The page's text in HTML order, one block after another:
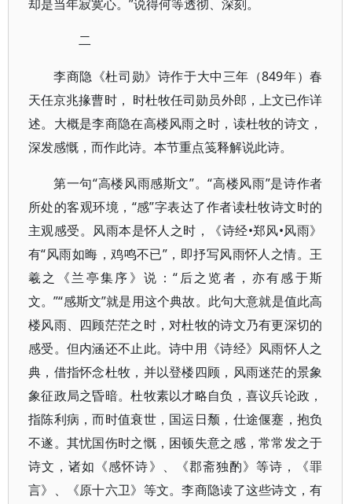
却是当年寂寞心。”说得何等透彻、深刻。
二
李商隐《杜司勋》诗作于大中三年（849年）春
天任京兆掾曹时， 时杜牧任司勋员外郎，上文已作详
述。大概是李商隐在高楼风雨之时，读杜牧的诗文，
深发感慨，而作此诗。本节重点笺释解说此诗。
第一句“高楼风雨感斯文”。“高楼风雨”是诗作者
所处的客观环境，“感”字表达了作者读杜牧诗文时的
主观感受。风雨本是怀人之时，《诗经•郑风•风雨》
有“风雨如晦，鸡鸣不已”，即抒写风雨怀人之情。王
羲之《兰亭集序》说：“后之览者，亦有感于斯
文。”“感斯文”就是用这个典故。此句大意就是值此高
楼风雨、四顾茫茫之时，对杜牧的诗文乃有更深切的
感受。但内涵还不止此。诗中用《诗经》风雨怀人之
典，借指怀念杜牧，并以登楼四顾，风雨迷茫的景象
象征政局之昏暗。杜牧素以才略自负，喜议兵论政，
指陈利病，而时值衰世，国运日颓，仕途偃蹇，抱负
不遂。其忧国伤时之慨，困顿失意之感，常常发之于
诗文，诸如《感怀诗》、《郡斋独酌》等诗，《罪
言》、《原十六卫》等文。李商隐读了这些诗文，有